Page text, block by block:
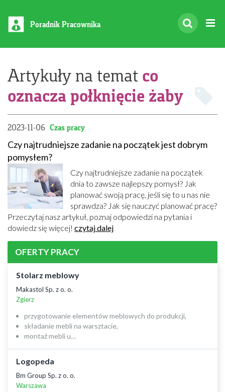
Poradnik Pracownika
Artykuły na temat co
oznacza połknięcie żaby
2023-11-06 Czas pracy
Czy najtrudniejsze zadanie na początek jest dobrym
pomysłem?
Czy najtrudniejsze zadanie na początek
dnia to zawsze najlepszy pomysł? Jak
planować swoją pracę, jeśli się to u nas nie
sprawdza? Jak się nauczyć planować pracę?
Przeczytaj nasz artykuł, poznaj odpowiedzi na pytania i
dowiedz się więcej! czytaj dalej
OFERTY PRACY
Stolarz meblowy
Makastol Sp. z o. o.
Zgierz
przygotowanie elementów meblowych do produkcji,
składanie mebli na warsztacie,
montaż mebli u…
Logopeda
Bm Group Sp. z o. o.
Warszawa